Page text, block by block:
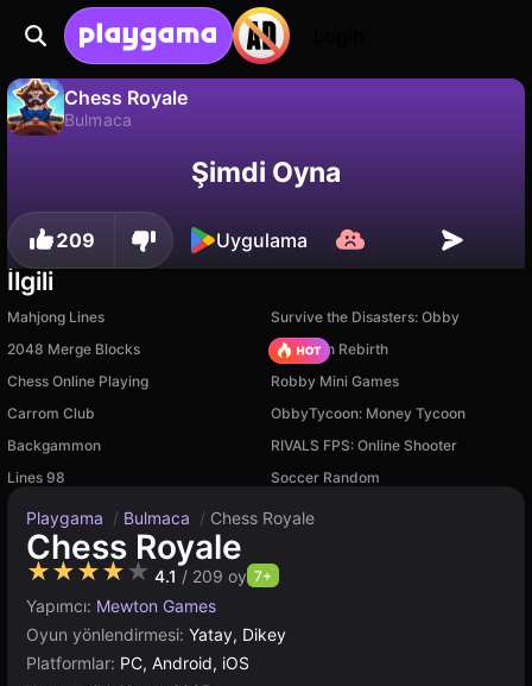
Chess Royale
Bulmaca
İlerlemeyi kaydet! Hayır
Şimdi Oyna
209 Uygulama
İlgili
Mahjong Lines
Survive the Disasters: Obby
2048 Merge Blocks
Stickman Rebirth
Chess Online Playing
Robby Mini Games
Carrom Club
ObbyTycoon: Money Tycoon
Backgammon
RIVALS FPS: Online Shooter
Lines 98
Soccer Random
Playgama / Bulmaca / Chess Royale
Chess Royale
★★★★★ 4.1 / 209 oy 7+
Yapımcı: Mewton Games
Oyun yönlendirmesi: Yatay, Dikey
Platformlar: PC, Android, iOS